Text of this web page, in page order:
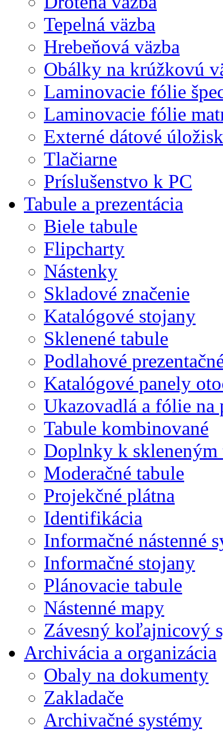
Tepelná väzba
Hrebeňová väzba
Obálky na krúžkovú
Laminovacie fólie
Laminovacie fólie
Externé dátové
Tlačiarne
Príslušenstvo k PC
Tabule a prezentácia
Biele tabule
Flipcharty
Nástenky
Skladové značenie
Katalógové stojany
Sklenené tabule
Podlahové
Katalógové panely
Ukazovadlá a fólie na
Tabule kombinované
Doplnky k skleneným
Moderačné tabule
Projekčné plátna
Identifikácia
Informačné nástenné
Informačné stojany
Plánovacie tabule
Nástenné mapy
Závesný koľajnicový
Archivácia a organizácia
Obaly na dokumenty
Zakladače
Archivačné systémy